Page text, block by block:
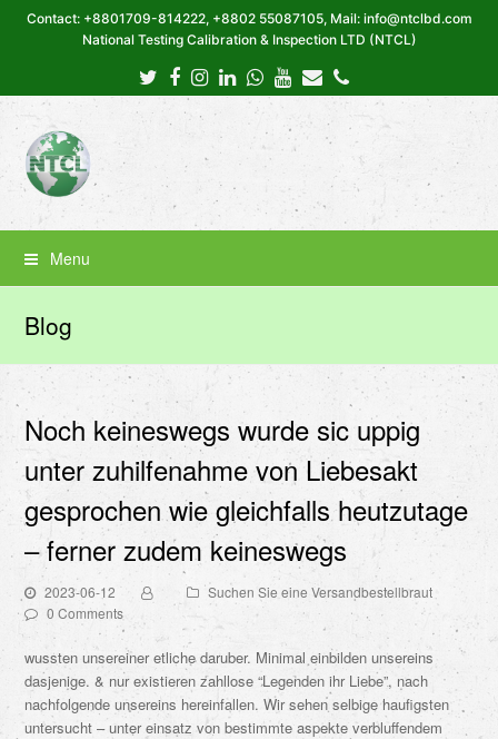
Contact: +8801709-814222, +8802 55087105, Mail: info@ntclbd.com
National Testing Calibration & Inspection LTD (NTCL)
Twitter
Facebook
Instagram
LinkedIn
Whatsapp
Youtube
EmailPhone
Menu
Blog
Noch keineswegs wurde sic uppig
unter zuhilfenahme von Liebesakt
gesprochen wie gleichfalls heutzutage
– ferner zudem keineswegs
2023-06-12
Suchen Sie eine Versandbestellbraut
0 Comments
wussten unsereiner etliche daruber. Minimal einbilden unsereins
dasjenige. & nur existieren zahllose “Legenden ihr Liebe”, nach
nachfolgende unsereins hereinfallen. Wir sehen selbige haufigsten
untersucht – unter einsatz von bestimmte aspekte verbluffendem